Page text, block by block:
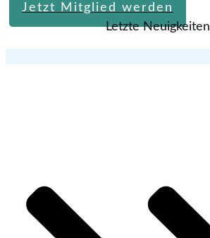
Jetzt Mitglied werden
Letzte Neuigkeiten